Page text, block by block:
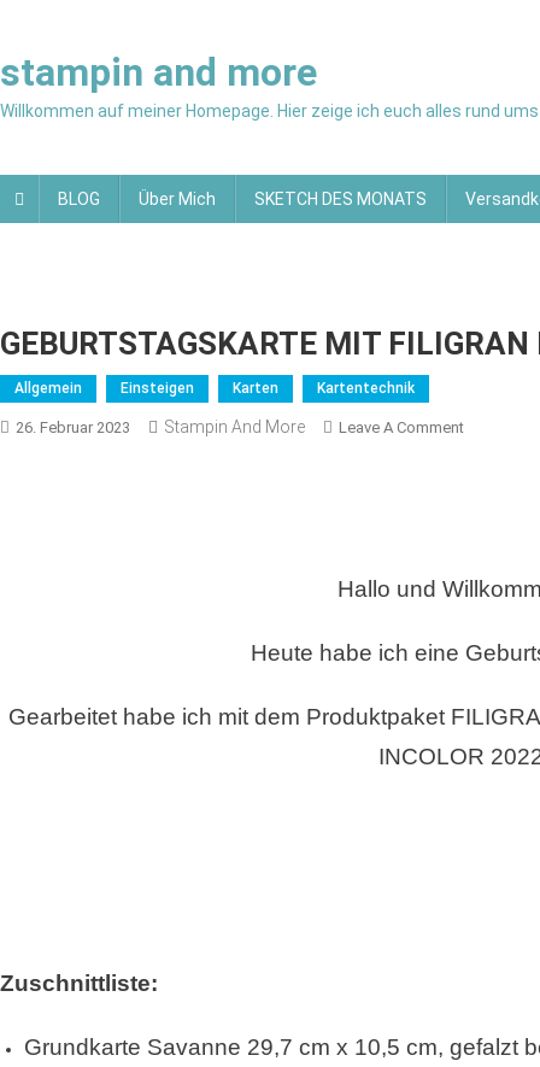
content
stampin and more
Willkommen auf meiner Homepage. Hier zeige ich euch alles rund
BLOG Über Mich SKETCH DES MONATS
GEBURTSTAGSKARTE MIT
Allgemein Einsteigen Karten Kartentechnik
26. Februar 2023 Stampin And More Leave A CommentOn
Hallo und
Heute habe ich eine
Gearbeitet habe ich mit dem Produktpaket
INCOLOR
Zuschnittliste:
Grundkarte Savanne 29,7 cm x 10,5 cm, gefalzt